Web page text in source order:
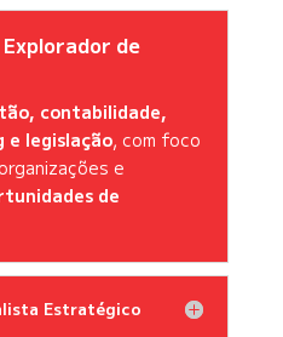
de
contabilidade,
e legislação, com foco
e
de
Estratégico